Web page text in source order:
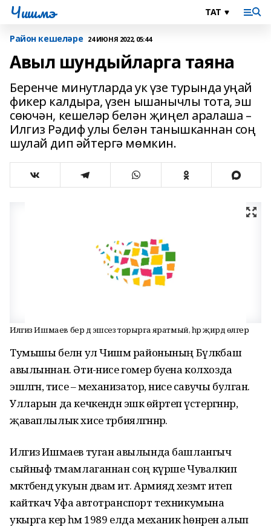
Чишмэ
Район кешеләре 24 ИЮНЯ 2022, 05:44
Авыл шундыйларга таяна
Беренче минутларда ук үзе турында уңай
фикер калдыра, үзен ышанычлы тота, эш
сөючән, кешеләр белән җиңел аралаша –
Илгиз Рәдиф улы белән танышканнан соң
шулай дип әйтергә мөмкин.
Илгиз Ишмаев бер дә эшсез торырга яратмый, һәр җирдә өлгерә
Тумышы белән ул Чишмә районының Бүләкбаш
авылыннан. Әти-әнисе гомер буена колхозда
эшләгән, әтисе – механизатор, әнисе савучы булган.
Улларын да кечкенәдән эшкә өйрәтеп үстергәннәр,
җаваплылык хисе тәрбияләгәннәр.
Илгиз Ишмаев туган авылында башлангыч
сыйныф тәмамлаганнан соң күрше Чувалкип
мәктәбендә укуын дәвам итә. Армиядә хезмәт итеп
кайткач Уфа автотранспорт техникумына
укырга керә һәм 1989 елда механик һөнәрен алып